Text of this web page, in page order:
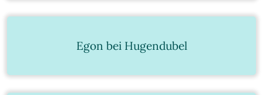
Egon bei Hugendubel